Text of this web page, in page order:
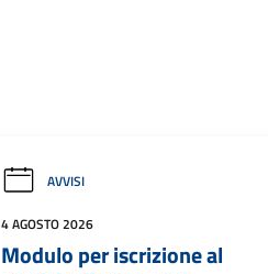
AVVISI
4 AGOSTO 2026
Modulo per iscrizione al